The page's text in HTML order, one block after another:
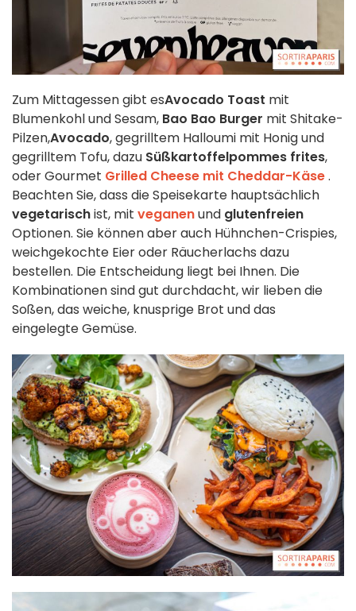
Zum Mittagessen gibt esAvocado Toast mit
Blumenkohl und Sesam, Bao Bao Burger mit Shitake-
Pilzen,Avocado, gegrilltem Halloumi mit Honig und
gegrilltem Tofu, dazu Süßkartoffelpommes frites,
oder Gourmet Grilled Cheese mit Cheddar-Käse.
Beachten Sie, dass die Speisekarte hauptsächlich
vegetarischist, mit veganenund glutenfreien
Optionen. Sie können aber auch Hühnchen-Crispies,
weichgekochte Eier oder Räucherlachs dazu
bestellen. Die Entscheidung liegt bei Ihnen. Die
Kombinationen sind gut durchdacht, wir lieben die
Soßen, das weiche, knusprige Brot und das
eingelegte Gemüse.